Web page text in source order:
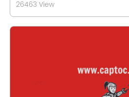
26463 View